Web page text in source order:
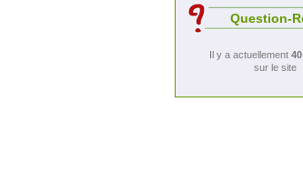
Question-
Il y a actuellement 40
sur le site